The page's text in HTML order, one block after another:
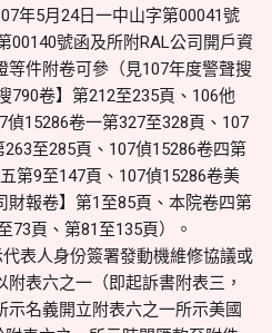
年5月24日一中山字第00041號
00140號函及所附RAL公司開戶資
件附卷可參（見107年度警聲搜
790卷】第212至235頁、106他
15286卷一第327至328頁、107
至285頁、107偵15286卷四第
第9至147頁、107偵15286卷美
財報卷】第1至85頁、本院卷四第
73頁、第81至135頁）。
表人身份簽署發動機維修協議或
表六之一（即起訴書附表三，
名義開立附表六之一所示美國